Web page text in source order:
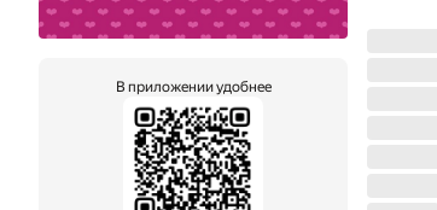
В приложении удобнее